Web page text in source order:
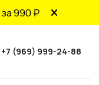
990 ₽
+7 (969) 999-24-88